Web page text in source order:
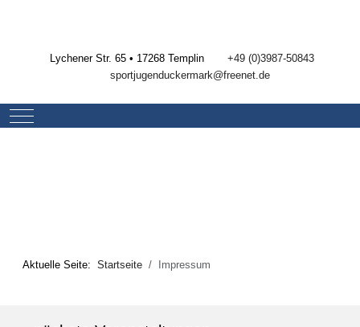
Lychener Str. 65 • 17268 Templin
+49 (0)3987-50843
sportjugenduckermark@freenet.de
Mobile Menu Toggle
Aktuelle Seite: Startseite Impressum